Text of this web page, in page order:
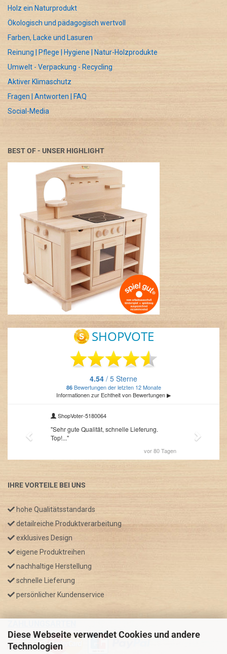
Diese Webseite verwendet Cookies und andere
Technologien
Holz ein Naturprodukt
Ökologisch und pädagogisch wertvoll
Farben, Lacke und Lasuren
Reinung | Pflege | Hygiene | Natur-Holzprodukte
Umwelt - Verpackung - Recycling
Aktiver Klimaschutz
Fragen | Antworten | FAQ
Social-Media
BEST OF - UNSER HIGHLIGHT
IHRE VORTEILE BEI UNS
hohe Qualitätsstandards
detailreiche Produktverarbeitung
exklusives Design
eigene Produktreihen
nachhaltige Herstellung
schnelle Lieferung
persönlicher Kundenservice